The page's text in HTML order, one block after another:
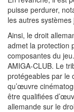
puisse perdurer,
les autres systèmes
Ainsi, le droit
admet la protection
composantes du
AMIGA-CLUB. Le
protégeables par le
qu’œuvre
être qualifiées
allemande sur le